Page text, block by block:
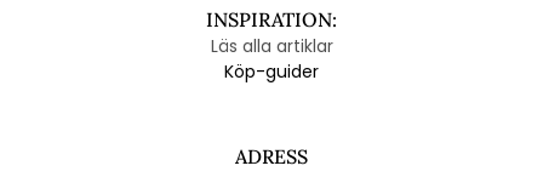
INSPIRATION:
Läs alla artiklar
Köp-guider
ADRESS